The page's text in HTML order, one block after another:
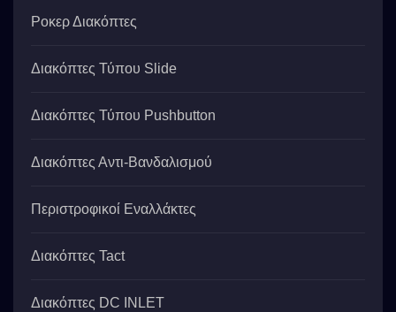
Ροκερ Διακόπτες
Διακόπτες Τύπου Slide
Διακόπτες Τύπου Pushbutton
Διακόπτες Αντι-Βανδαλισμού
Περιστροφικοί Εναλλάκτες
Διακόπτες Tact
Διακόπτες DC INLET